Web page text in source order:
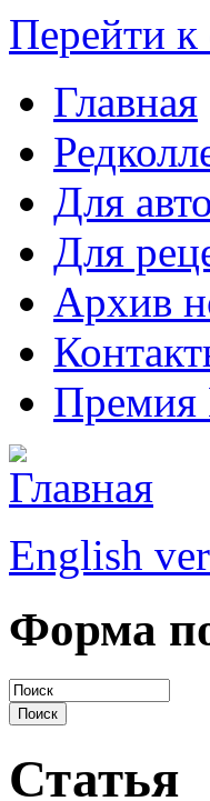
Перейти
Главная
Для
Для
Архив
English
Форма
Статья